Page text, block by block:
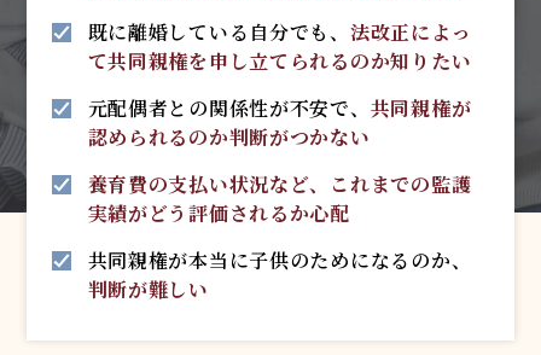
既に離婚している自分でも、 法改正によっ
て共同親権を申し立てられるのか知りたい
元配偶者との関係性が不安で、 共同親権が
認められるのか判断がつかない
養育費の支払い状況など、これまでの監護
実績がどう評価されるか心配
共同親権が本当に子供のためになるのか、
判断が難しい